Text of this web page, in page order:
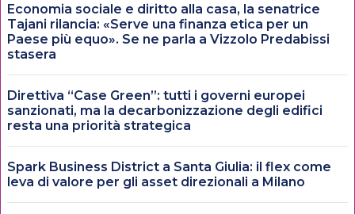
Economia sociale e diritto alla casa, la senatrice
Tajani rilancia: «Serve una finanza etica per un
Paese più equo». Se ne parla a Vizzolo Predabissi
stasera
Direttiva “Case Green”: tutti i governi europei
sanzionati, ma la decarbonizzazione degli edifici
resta una priorità strategica
Spark Business District a Santa Giulia: il flex come
leva di valore per gli asset direzionali a Milano